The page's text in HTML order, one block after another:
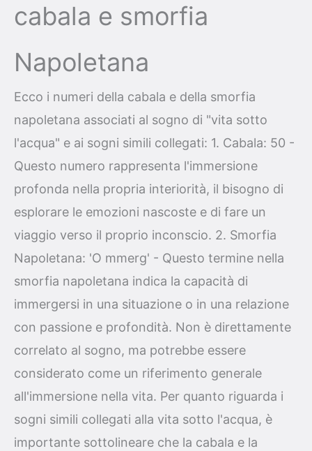
cabala e smorfia
Napoletana
Ecco i numeri della cabala e della smorfia
napoletana associati al sogno di "vita sotto
l'acqua" e ai sogni simili collegati: 1. Cabala: 50 -
Questo numero rappresenta l'immersione
profonda nella propria interiorità, il bisogno di
esplorare le emozioni nascoste e di fare un
viaggio verso il proprio inconscio. 2. Smorfia
Napoletana: 'O mmerg' - Questo termine nella
smorfia napoletana indica la capacità di
immergersi in una situazione o in una relazione
con passione e profondità. Non è direttamente
correlato al sogno, ma potrebbe essere
considerato come un riferimento generale
all'immersione nella vita. Per quanto riguarda i
sogni simili collegati alla vita sotto l'acqua, è
importante sottolineare che la cabala e la